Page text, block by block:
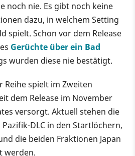
noch nie. Es gibt noch keine
dazu, in welchem Setting
spielt. Schon vor dem Release
Gerüchte über ein Bad
wurden diese nie bestätigt.
Reihe spielt im Zweiten
dem Release im November
versorgt. Aktuell stehen die
DLC in den Startlöchern,
die beiden Fraktionen Japan
werden.